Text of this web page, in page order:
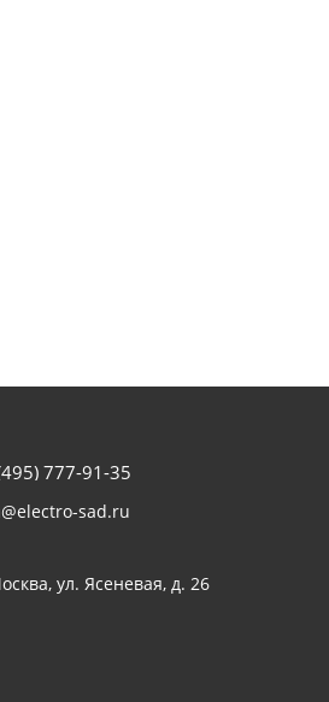
777-91-35
sad.ru
ул. Ясеневая, д. 26